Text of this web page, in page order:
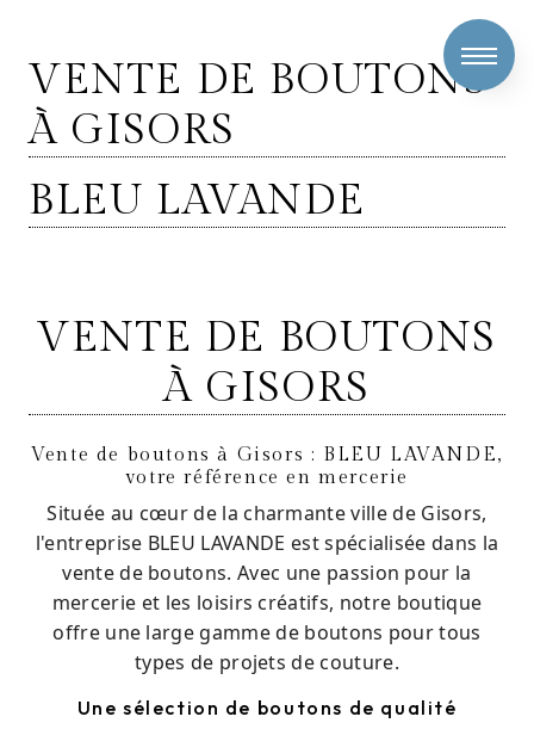
VENTE DE BOUTONS
À GISORS
BLEU LAVANDE
VENTE DE BOUTONS
À GISORS
Vente de boutons à Gisors : BLEU LAVANDE,
votre référence en mercerie
Située au cœur de la charmante ville de Gisors,
l'entreprise BLEU LAVANDE est spécialisée dans la
vente de boutons. Avec une passion pour la
mercerie et les loisirs créatifs, notre boutique
offre une large gamme de boutons pour tous
types de projets de couture.
Une sélection de boutons de qualité